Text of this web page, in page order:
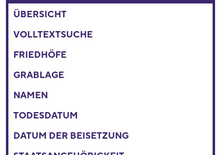
ÜBERSICHT
VOLLTEXTSUCHE
FRIEDHÖFE
GRABLAGE
NAMEN
TODESDATUM
DATUM DER BEISETZUNG